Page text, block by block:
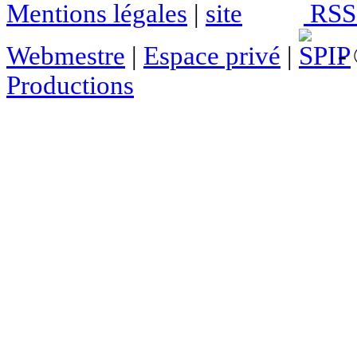
Mentions légales |
Webmestre | Espace privé |
-
Productions